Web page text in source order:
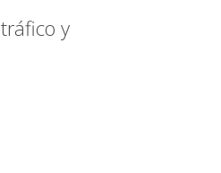
y